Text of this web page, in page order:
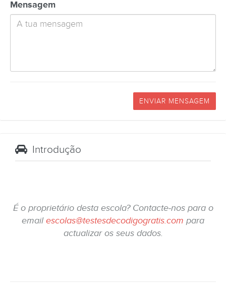
Mensagem
ENVIAR MENSAGEM
Introdução
É o proprietário desta escola? Contacte-nos para o
emailescolas@testesdecodigogratis.com para
actualizar os seus dados.